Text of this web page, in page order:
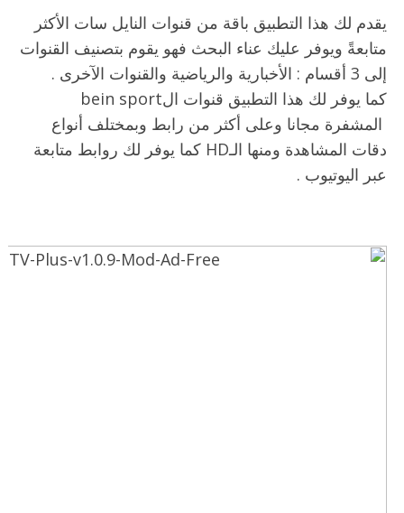
يقدم لك هذا التطبيق باقة من قنوات النايل سات الأكثر
متابعةً ويوفر عليك عناء البحث فهو يقوم بتصنيف القنوات
إلى 3 أقسام : الأخبارية والرياضية والقنوات الآخرى .
كما يوفر لك هذا التطبيق قنوات الbein sport
المشفرة مجانا وعلى أكثر من رابط وبمختلف أنواع
دقات المشاهدة ومنها الـHD كما يوفر لك روابط متابعة
عبر اليوتيوب .